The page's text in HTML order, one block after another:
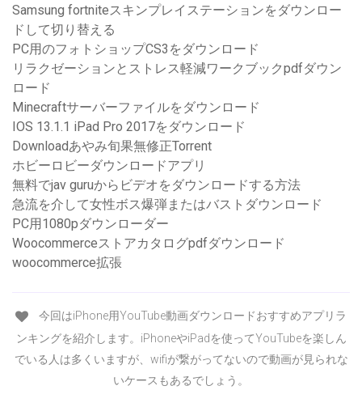
Samsung fortniteスキンプレイステーションをダウンロー
ドして切り替える
PC用のフォトショップCS3をダウンロード
リラクゼーションとストレス軽減ワークブックpdfダウン
ロード
Minecraftサーバーファイルをダウンロード
IOS 13.1.1 iPad Pro 2017をダウンロード
Downloadあやみ旬果無修正Torrent
ホビーロビーダウンロードアプリ
無料でjav guruからビデオをダウンロードする方法
急流を介して女性ボス爆弾またはバストダウンロード
PC用1080pダウンローダー
Woocommerceストアカタログpdfダウンロード
woocommerce拡張
今回はiPhone用YouTube動画ダウンロードおすすめアプリラ
ンキングを紹介します。iPhoneやiPadを使ってYouTubeを楽しん
でいる人は多くいますが、wifiが繋がってないので動画が見られな
いケースもあるでしょう。